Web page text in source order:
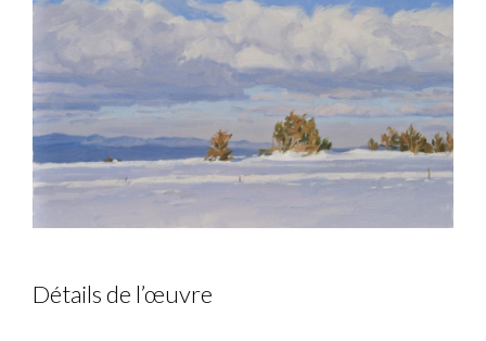
Détails de l’œuvre